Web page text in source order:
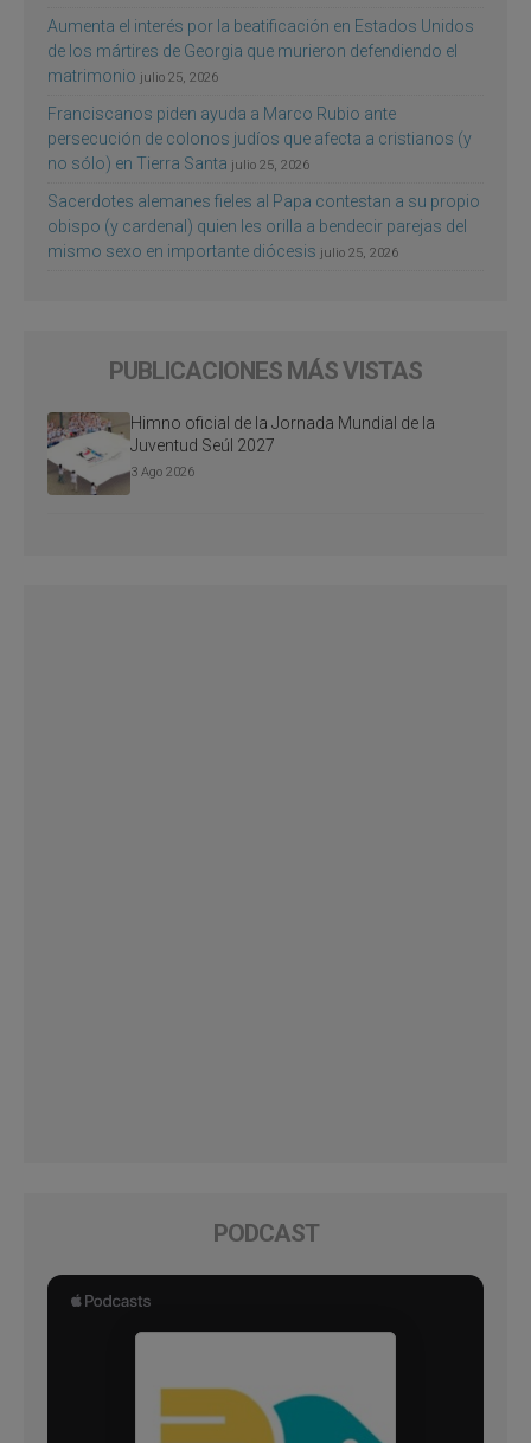
Aumenta el interés por la beatificación en Estados Unidos
de los mártires de Georgia que murieron defendiendo el
matrimonio julio 25, 2026
Franciscanos piden ayuda a Marco Rubio ante
persecución de colonos judíos que afecta a cristianos (y
no sólo) en Tierra Santa julio 25, 2026
Sacerdotes alemanes fieles al Papa contestan a su propio
obispo (y cardenal) quien les orilla a bendecir parejas del
mismo sexo en importante diócesis julio 25, 2026
PUBLICACIONES MÁS VISTAS
Himno oficial de la Jornada Mundial de la
Juventud Seúl 2027
3 Ago 2026
PODCAST